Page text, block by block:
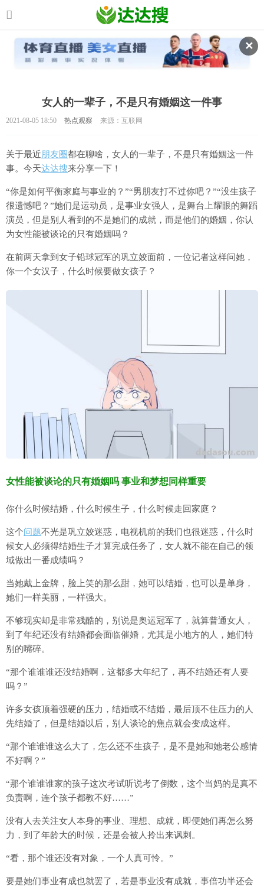
✕
女人的一辈子，不是只有婚姻这一件事
2021-08-05 18:50 热点观察 来源：互联网
关于最近朋友圈都在聊啥，女人的一辈子，不是只有婚姻这一件
事。今天达达搜来分享一下！
“你是如何平衡家庭与事业的？”“男朋友打不过你吧？”“没生孩子
很遗憾吧？”她们是运动员，是事业女强人，是舞台上耀眼的舞蹈
演员，但是别人看到的不是她们的成就，而是他们的婚姻，你认
为女性能被谈论的只有婚姻吗？
在前两天拿到女子铅球冠军的巩立姣面前，一位记者这样问她，
你一个女汉子，什么时候要做女孩子？
女性能被谈论的只有婚姻吗 事业和梦想同样重要
你什么时候结婚，什么时候生子，什么时候走回家庭？
这个问题不光是巩立姣迷惑，电视机前的我们也很迷惑，什么时
候女人必须得结婚生子才算完成任务了，女人就不能在自己的领
域做出一番成绩吗？
当她戴上金牌，脸上笑的那么甜，她可以结婚，也可以是单身，
她们一样美丽，一样强大。
不够现实却是非常残酷的，别说是奥运冠军了，就算普通女人，
到了年纪还没有结婚都会面临催婚，尤其是小地方的人，她们特
别的嘴碎。
“那个谁谁谁还没结婚啊，这都多大年纪了，再不结婚还有人要
吗？”
许多女孩顶着强硬的压力，结婚或不结婚，最后顶不住压力的人
先结婚了，但是结婚以后，别人谈论的焦点就会变成这样。
“那个谁谁谁这么大了，怎么还不生孩子，是不是她和她老公感情
不好啊？”
“那个谁谁谁家的孩子这次考试听说考了倒数，这个当妈的是真不
负责啊，连个孩子都教不好……”
没有人去关注女人本身的事业、理想、成就，即便她们再怎么努
力，到了年龄大的时候，还是会被人拎出来讽刺。
“看，那个谁还没有对象，一个人真可怜。”
要是她们事业有成也就罢了，若是事业没有成就，事倍功半还会